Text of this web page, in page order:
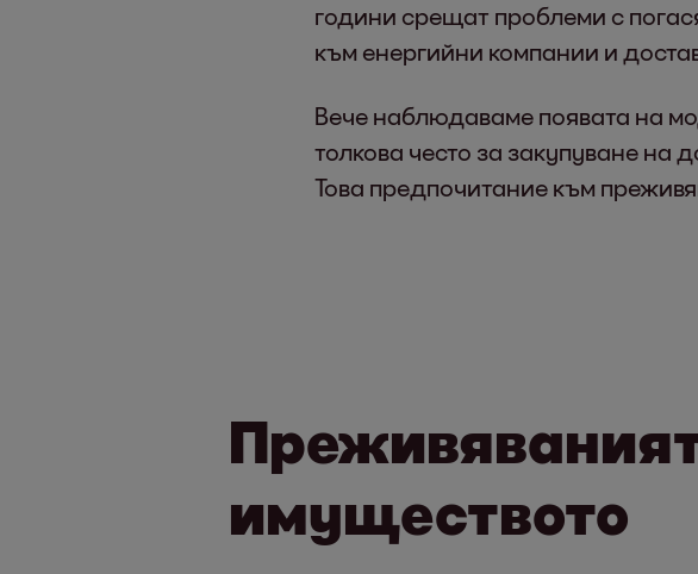
години срещат проблеми с
към енергийни компании и
Вече наблюдаваме появата на
толкова често за закупуване на
Това предпочитание към
имуществото